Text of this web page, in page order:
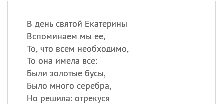
В день святой Екатерины
Вспоминаем мы ее,
То, что всем необходимо,
То она имела все:
Были золотые бусы,
Было много серебра,
Но решила: отрекуся